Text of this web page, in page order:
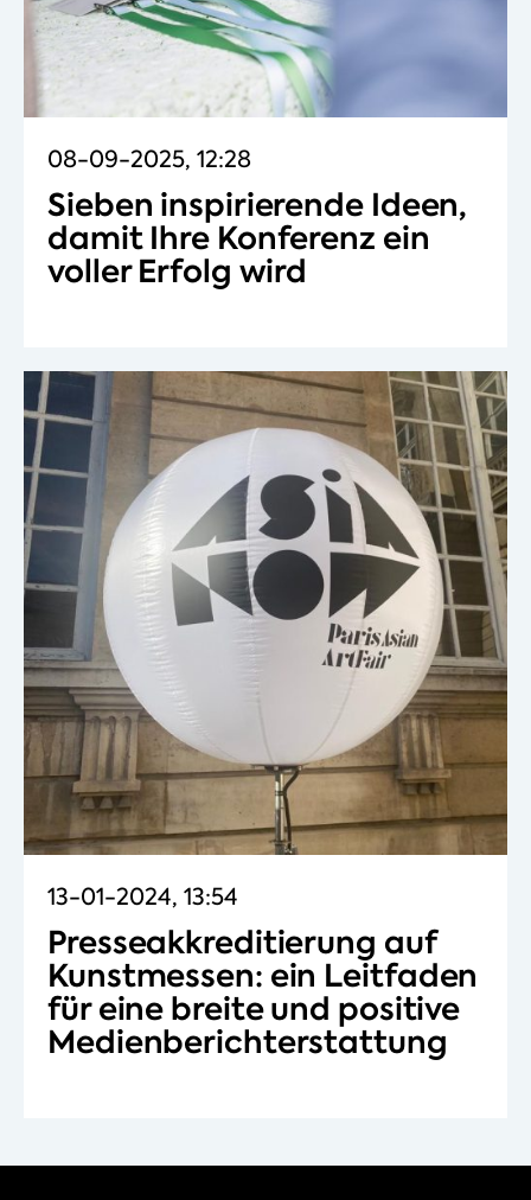
08-09-2025, 12:28
Sieben inspirierende Ideen,
damit Ihre Konferenz ein
voller Erfolg wird
13-01-2024, 13:54
Presseakkreditierung auf
Kunstmessen: ein Leitfaden
für eine breite und positive
Medienberichterstattung